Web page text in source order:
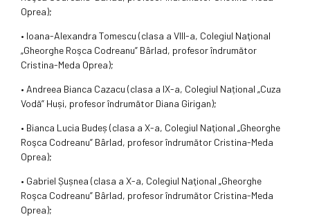
Oprea);
• Ioana-Alexandra Tomescu (clasa a VIII-a, Colegiul Naţional
„Gheorghe Roşca Codreanu” Bârlad, profesor îndrumător
Cristina-Meda Oprea);
• Andreea Bianca Cazacu (clasa a IX-a, Colegiul Național „Cuza
Vodă” Huși, profesor îndrumător Diana Girigan);
• Bianca Lucia Budeș (clasa a X-a, Colegiul Naţional „Gheorghe
Roşca Codreanu” Bârlad, profesor îndrumător Cristina-Meda
Oprea);
• Gabriel Șușnea (clasa a X-a, Colegiul Naţional „Gheorghe
Roşca Codreanu” Bârlad, profesor îndrumător Cristina-Meda
Oprea);